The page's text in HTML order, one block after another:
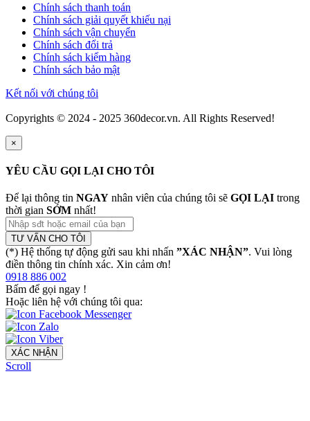
Chính sách thanh toán
Chính sách giải quyết khiếu nại
Chính sách vận chuyển
Chính sách đổi trả
Chính sách kiểm hàng
Chính sách bảo mật
Kết nối với chúng tôi
Copyrights © 2024 - 2025 360decor.vn. All Rights Reserved!
×
YÊU CẦU GỌI LẠI CHO TÔI
Để lại thông tin NGAY nhân viên của chúng tôi sẽ GỌI LẠI trong
thời gian SỚM nhất!
TƯ VẤN CHO TÔI
(*) Hệ thống tự động gửi sau khi nhấn ”XÁC NHẬN”. Vui lòng
điền thông tin chính xác. Xin cảm ơn!
0918 886 002
Bấm để gọi ngay !
Hoặc liên hệ với chúng tôi qua:
XÁC NHẬN
Scroll